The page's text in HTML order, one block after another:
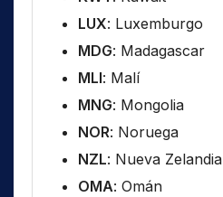
LUX: Luxemburgo
MDG: Madagascar
MLI: Malí
MNG: Mongolia
NOR: Noruega
NZL: Nueva Zelandia
OMA: Omán